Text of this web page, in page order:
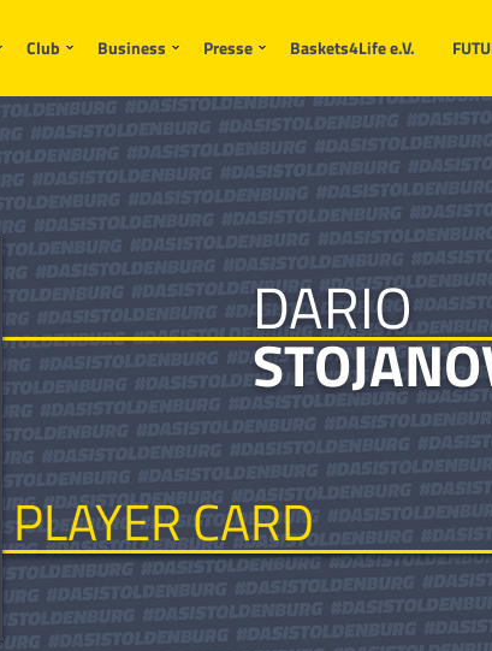
Club Business Presse Baskets4Life e.V.
DARIO
PLAYER CARD